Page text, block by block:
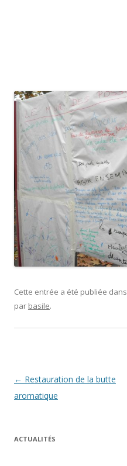
Cette entrée a été publiée dans
par basile.
Navigation
des
← Restauration de la butte
aromatique
ACTUALITÉS